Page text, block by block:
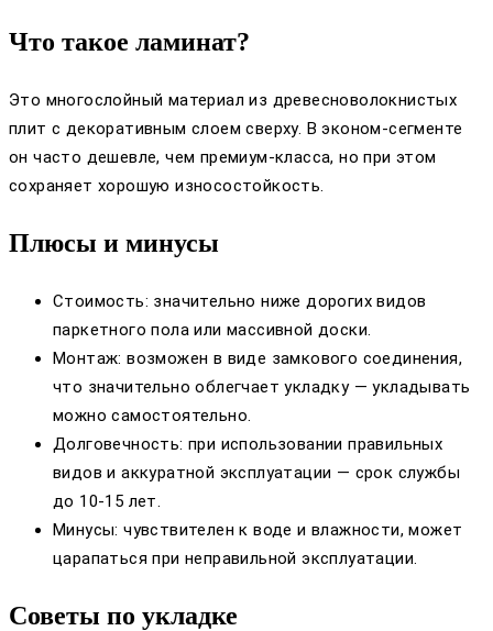
Что такое ламинат?
Это многослойный материал из древесноволокнистых
плит с декоративным слоем сверху. В эконом-сегменте
он часто дешевле, чем премиум-класса, но при этом
сохраняет хорошую износостойкость.
Плюсы и минусы
Стоимость: значительно ниже дорогих видов
паркетного пола или массивной доски.
Монтаж: возможен в виде замкового соединения,
что значительно облегчает укладку — укладывать
можно самостоятельно.
Долговечность: при использовании правильных
видов и аккуратной эксплуатации — срок службы
до 10-15 лет.
Минусы: чувствителен к воде и влажности, может
царапаться при неправильной эксплуатации.
Советы по укладке